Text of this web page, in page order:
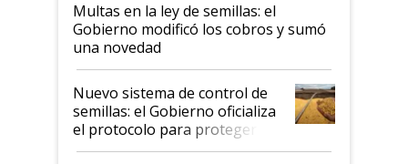
Multas en la ley de semillas: el
Gobierno modificó los cobros y sumó
una novedad
Nuevo sistema de control de
semillas: el Gobierno oficializa
el protocolo para proteger la
propiedad intelectual